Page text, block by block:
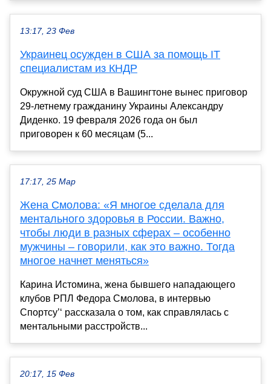
13:17, 23 Фев
Украинец осужден в США за помощь IT
специалистам из КНДР
Окружной суд США в Вашингтоне вынес приговор
29-летнему гражданину Украины Александру
Диденко. 19 февраля 2026 года он был
приговорен к 60 месяцам (5...
17:17, 25 Мар
Жена Смолова: «Я многое сделала для
ментального здоровья в России. Важно,
чтобы люди в разных сферах – особенно
мужчины – говорили, как это важно. Тогда
многое начнет меняться»
Карина Истомина, жена бывшего нападающего
клубов РПЛ Федора Смолова, в интервью
Спортсу’‘ рассказала о том, как справлялась с
ментальными расстройств...
20:17, 15 Фев